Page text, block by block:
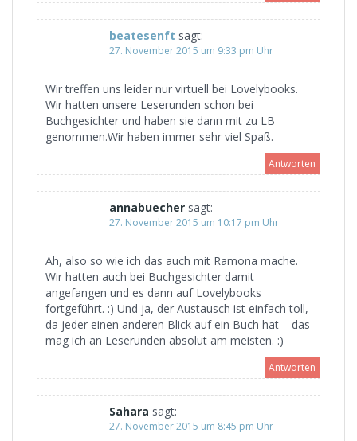
beatesenft sagt:
27. November 2015 um 9:33 pm Uhr
Wir treffen uns leider nur virtuell bei Lovelybooks.
Wir hatten unsere Leserunden schon bei
Buchgesichter und haben sie dann mit zu LB
genommen.Wir haben immer sehr viel Spaß.
Antworten
annabuecher sagt:
27. November 2015 um 10:17 pm Uhr
Ah, also so wie ich das auch mit Ramona mache.
Wir hatten auch bei Buchgesichter damit
angefangen und es dann auf Lovelybooks
fortgeführt. :) Und ja, der Austausch ist einfach toll,
da jeder einen anderen Blick auf ein Buch hat – das
mag ich an Leserunden absolut am meisten. :)
Antworten
Sahara sagt:
27. November 2015 um 8:45 pm Uhr